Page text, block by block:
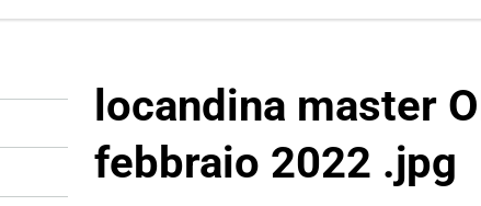
locandina master
febbraio 2022 .jpg